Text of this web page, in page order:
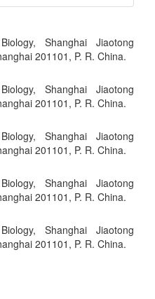
Shanghai Jiaotong
201101, P. R. China.
Shanghai Jiaotong
201101, P. R. China.
Shanghai Jiaotong
201101, P. R. China.
Shanghai Jiaotong
201101, P. R. China.
Shanghai Jiaotong
201101, P. R. China.